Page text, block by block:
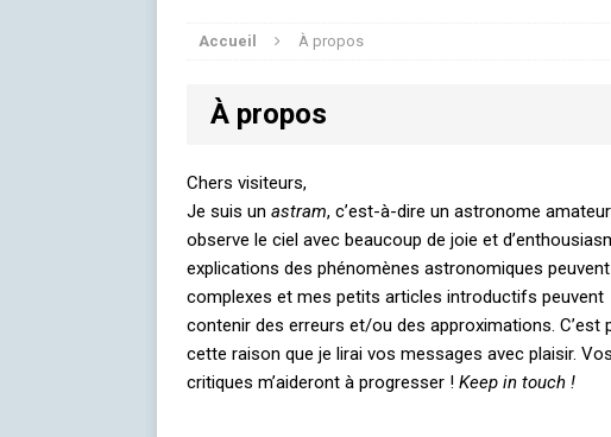
Accueil À propos
À propos
Chers visiteurs,
Je suis un astram, c’est-à-dire un astronome
observe le ciel avec beaucoup de joie et
explications des phénomènes astronomiques
complexes et mes petits articles introductifs peuvent
contenir des erreurs et/ou des approximations. C’est
cette raison que je lirai vos messages avec plaisir. Vos
critiques m’aideront à progresser ! Keep in touch !